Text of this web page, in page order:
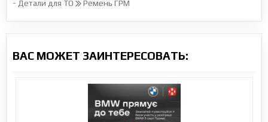
- Детали для ТО
Ремень ГРМ
ВАС МОЖЕТ ЗАИНТЕРЕСОВАТЬ: